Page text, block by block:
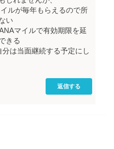
ルが毎年もらえるので所
い
マイルで有効期限を延
きる
は当面継続する予定にし
返信する